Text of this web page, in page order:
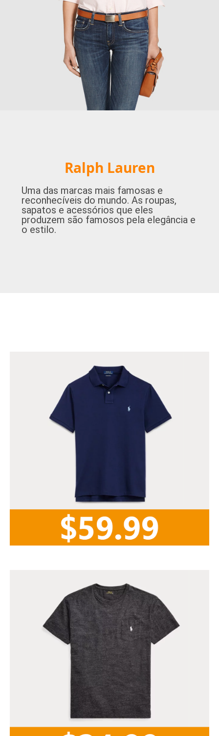
Ralph Lauren
Uma das marcas mais famosas e
reconhecíveis do mundo. As roupas,
sapatos e acessórios que eles
produzem são famosos pela elegância e
o estilo.